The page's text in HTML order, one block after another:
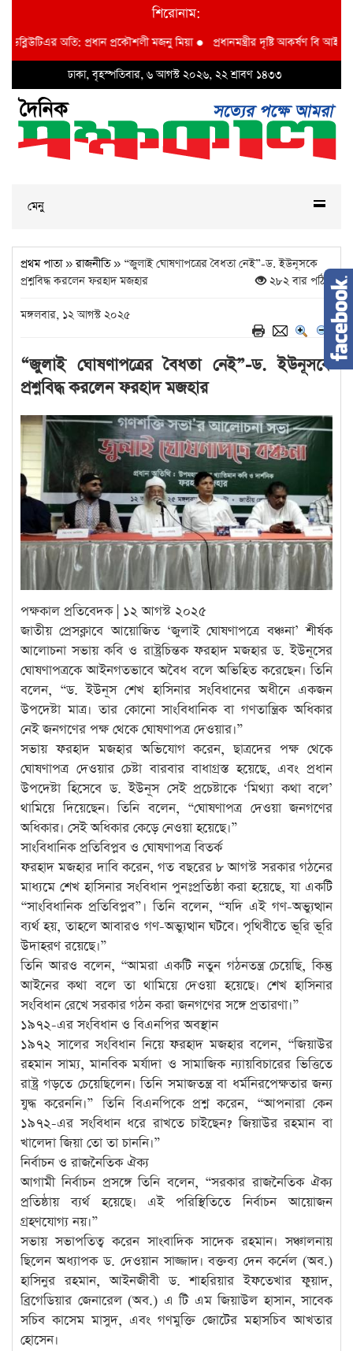
শিরোনাম:
অতি: প্রধান প্রকৌশলী মজনু মিয়া●প্রধানমন্ত্রীর দৃষ্টি আকর্ষণ বি আই
ঢাকা, বৃহস্পতিবার, ৬ আগস্ট ২০২৬, ২২ শ্রাবণ ১৪৩৩
মেনু
প্রথম পাতা»রাজনীতি» “জুলাই ঘোষণাপত্রের বৈধতা নেই”-ড. ইউনূসকে
প্রশ্নবিদ্ধ করলেন ফরহাদ মজহার
২৮২ বার পঠিত
মঙ্গলবার, ১২ আগস্ট ২০২৫
“জুলাই ঘোষণাপত্রের বৈধতা নেই”-ড. ইউনূসকে
প্রশ্নবিদ্ধ করলেন ফরহাদ মজহার
পক্ষকাল প্রতিবেদক | ১২ আগস্ট ২০২৫
জাতীয় প্রেসক্লাবে আয়োজিত ‘জুলাই ঘোষণাপত্রে বঞ্চনা’ শীর্ষক
আলোচনা সভায় কবি ও রাষ্ট্রচিন্তক ফরহাদ মজহার ড. ইউনূসের
ঘোষণাপত্রকে আইনগতভাবে অবৈধ বলে অভিহিত করেছেন। তিনি
বলেন, “ড. ইউনূস শেখ হাসিনার সংবিধানের অধীনে একজন
উপদেষ্টা মাত্র। তার কোনো সাংবিধানিক বা গণতান্ত্রিক অধিকার
নেই জনগণের পক্ষ থেকে ঘোষণাপত্র দেওয়ার।”
সভায় ফরহাদ মজহার অভিযোগ করেন, ছাত্রদের পক্ষ থেকে
ঘোষণাপত্র দেওয়ার চেষ্টা বারবার বাধাগ্রস্ত হয়েছে, এবং প্রধান
উপদেষ্টা হিসেবে ড. ইউনূস সেই প্রচেষ্টাকে ‘মিথ্যা কথা বলে’
থামিয়ে দিয়েছেন। তিনি বলেন, “ঘোষণাপত্র দেওয়া জনগণের
অধিকার। সেই অধিকার কেড়ে নেওয়া হয়েছে।”
সাংবিধানিক প্রতিবিপ্লব ও ঘোষণাপত্র বিতর্ক
ফরহাদ মজহার দাবি করেন, গত বছরের ৮ আগস্ট সরকার গঠনের
মাধ্যমে শেখ হাসিনার সংবিধান পুনঃপ্রতিষ্ঠা করা হয়েছে, যা একটি
“সাংবিধানিক প্রতিবিপ্লব”। তিনি বলেন, “যদি এই গণ-অভ্যুত্থান
ব্যর্থ হয়, তাহলে আবারও গণ-অভ্যুত্থান ঘটবে। পৃথিবীতে ভূরি ভূরি
উদাহরণ রয়েছে।”
তিনি আরও বলেন, “আমরা একটি নতুন গঠনতন্ত্র চেয়েছি, কিন্তু
আইনের কথা বলে তা থামিয়ে দেওয়া হয়েছে। শেখ হাসিনার
সংবিধান রেখে সরকার গঠন করা জনগণের সঙ্গে প্রতারণা।”
১৯৭২-এর সংবিধান ও বিএনপির অবস্থান
১৯৭২ সালের সংবিধান নিয়ে ফরহাদ মজহার বলেন, “জিয়াউর
রহমান সাম্য, মানবিক মর্যাদা ও সামাজিক ন্যায়বিচারের ভিত্তিতে
রাষ্ট্র গড়তে চেয়েছিলেন। তিনি সমাজতন্ত্র বা ধর্মনিরপেক্ষতার জন্য
যুদ্ধ করেননি।” তিনি বিএনপিকে প্রশ্ন করেন, “আপনারা কেন
১৯৭২-এর সংবিধান ধরে রাখতে চাইছেন? জিয়াউর রহমান বা
খালেদা জিয়া তো তা চাননি।”
নির্বাচন ও রাজনৈতিক ঐক্য
আগামী নির্বাচন প্রসঙ্গে তিনি বলেন, “সরকার রাজনৈতিক ঐক্য
প্রতিষ্ঠায় ব্যর্থ হয়েছে। এই পরিস্থিতিতে নির্বাচন আয়োজন
গ্রহণযোগ্য নয়।”
সভায় সভাপতিত্ব করেন সাংবাদিক সাদেক রহমান। সঞ্চালনায়
ছিলেন অধ্যাপক ড. দেওয়ান সাজ্জাদ। বক্তব্য দেন কর্নেল (অব.)
হাসিনুর রহমান, আইনজীবী ড. শাহরিয়ার ইফতেখার ফুয়াদ,
ব্রিগেডিয়ার জেনারেল (অব.) এ টি এম জিয়াউল হাসান, সাবেক
সচিব কাসেম মাসুদ, এবং গণমুক্তি জোটের মহাসচিব আখতার
হোসেন।